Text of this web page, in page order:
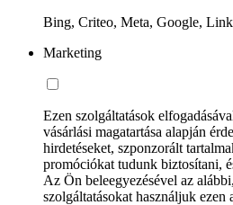
Bing, Criteo, Meta, Google,
Marketing
Ezen szolgáltatások
vásárlási magatartása alapján
hirdetéseket, szponzorált
promóciókat tudunk biztosítani,
Az Ön beleegyezésével az
szolgáltatásokat használjuk ezen